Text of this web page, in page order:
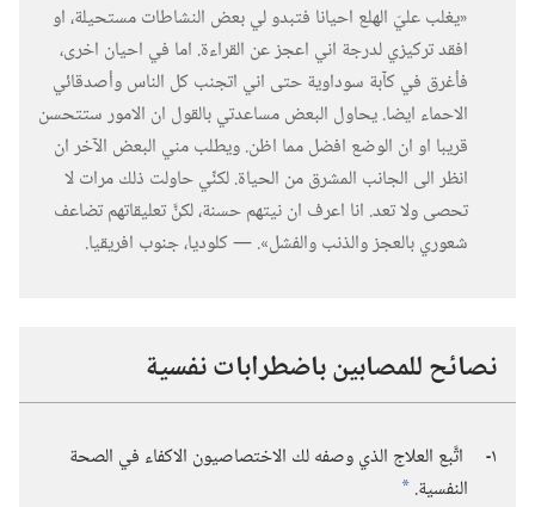
‏«يغلب عليّ الهلع احيانا فتبدو لي بعض النشاطات مستحيلة،‏ او
افقد تركيزي لدرجة اني اعجز عن القراءة.‏ اما في احيان اخرى،‏
فأغرق في كآ‌بة سوداوية حتى اني اتجنب كل الناس وأصدقائي
الاحماء ايضا.‏ يحاول البعض مساعدتي بالقول ان الامور ستتحسن
قريبا او ان الوضع افضل مما اظن.‏ ويطلب مني البعض الآخر ان
انظر الى الجانب المشرق من الحياة.‏ لكنِّي حاولت ذلك مرات لا
تحصى ولا تعد.‏ انا اعرف ان نيتهم حسنة،‏ لكنَّ تعليقاتهم تضاعف
شعوري بالعجز والذنب والفشل».‏ —‏ كلوديا،‏ جنوب افريقيا.‏
نصائح للمصابين باضطرابات نفسية
١‏-‏
اتَّبع العلاج الذي وصفه لك الاختصاصيون الاكفاء في الصحة
النفسية.‏ *